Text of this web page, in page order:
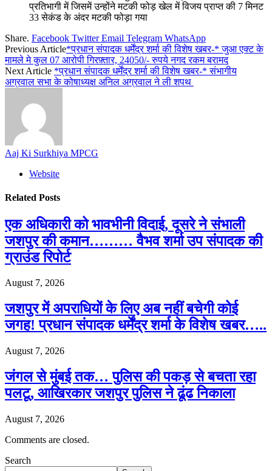
प्रतिभागी में जिसमें उन्होंने मटकी फोड़ खेल में विजय प्राप्त की 7 मिनट
33 सेकंड के अंदर मटकी फोड़ा गया
Share. Facebook Twitter Email Telegram WhatsApp
Previous Article*प्रधान संपादक धर्मेंद्र शर्मा की विशेष खबर-* जुआ एक्ट के
मामले मे कुल 07 आरोपी गिरफ़्तार, 24050/- रुपये नगद रकम बरामद
Next Article *प्रधान संपादक धर्मेंद्र शर्मा की विशेष खबर-* संभागीय
अग्रवाल सभा के कोषाध्यक्ष अनिल अग्रवाल ने ली शपथ
Aaj Ki Surkhiya MPCG
Website
Related Posts
एक अधिकारी को भावभीनी विदाई, दूसरे ने संभाली
जशपुर की कमान……… वैभव शर्मा उप संपादक की
ग्राउंड रिपोर्ट
August 7, 2026
जशपुर में अपराधियों के लिए अब नहीं बचेगी कोई
जगह! प्रधान संपादक धर्मेंद्र शर्मा के विशेष खबर…..
August 7, 2026
जंगल से मुंबई तक… पुलिस की पकड़ से बचता रहा
पलटू, आखिरकार जशपुर पुलिस ने ढूंढ निकाला
August 7, 2026
Comments are closed.
Search